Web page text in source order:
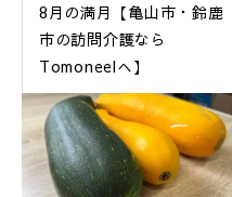
8月の満月【亀山市・鈴鹿
市の訪問介護なら
Tomoneelへ】